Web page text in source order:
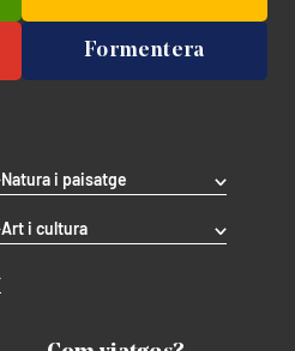
Formentera
Natura i paisatge
Art i cultura